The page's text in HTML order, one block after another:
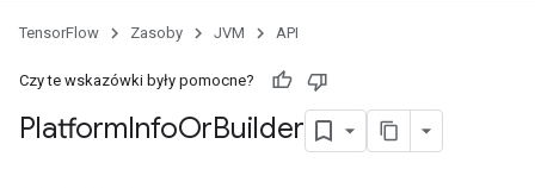
TensorFlow Zasoby JVM API
Czy te wskazówki były pomocne?
PlatformInfoOrBuilder